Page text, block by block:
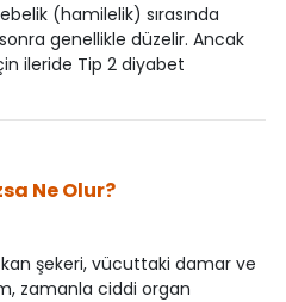
(hamilelik) sırasında
genellikle düzelir. Ancak
ileride Tip 2 diyabet
Ne Olur?
şekeri, vücuttaki damar ve
zamanla ciddi organ